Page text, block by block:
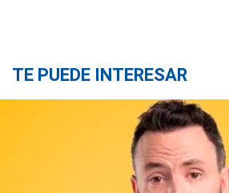
TE PUEDE INTERESAR